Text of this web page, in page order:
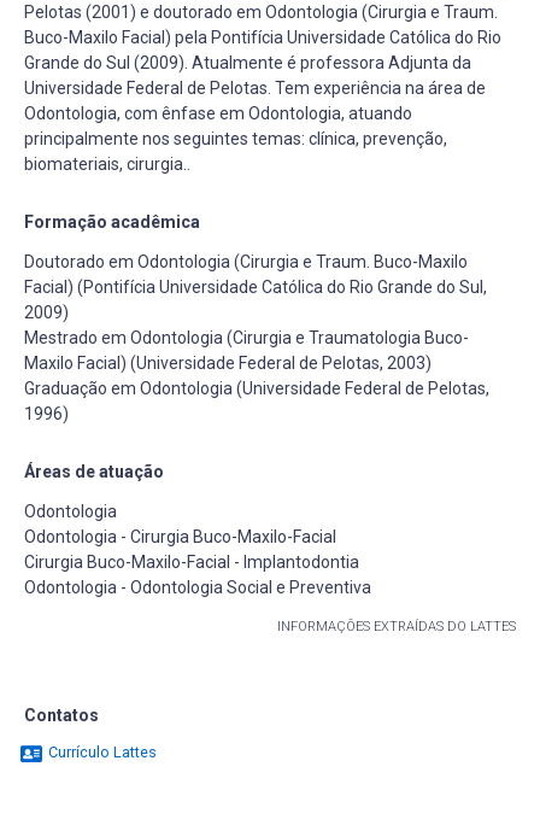
Pelotas (2001) e doutorado em Odontologia (Cirurgia e Traum.
Buco-Maxilo Facial) pela Pontifícia Universidade Católica do Rio
Grande do Sul (2009). Atualmente é professora Adjunta da
Universidade Federal de Pelotas. Tem experiência na área de
Odontologia, com ênfase em Odontologia, atuando
principalmente nos seguintes temas: clínica, prevenção,
biomateriais, cirurgia..
Formação acadêmica
Doutorado em Odontologia (Cirurgia e Traum. Buco-Maxilo
Facial) (Pontifícia Universidade Católica do Rio Grande do Sul,
2009)
Mestrado em Odontologia (Cirurgia e Traumatologia Buco-
Maxilo Facial) (Universidade Federal de Pelotas, 2003)
Graduação em Odontologia (Universidade Federal de Pelotas,
1996)
Áreas de atuação
Odontologia
Odontologia - Cirurgia Buco-Maxilo-Facial
Cirurgia Buco-Maxilo-Facial - Implantodontia
Odontologia - Odontologia Social e Preventiva
INFORMAÇÕES EXTRAÍDAS DO LATTES
Contatos
Currículo Lattes